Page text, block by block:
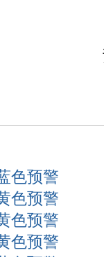
色预警
色预警
色预警
色预警